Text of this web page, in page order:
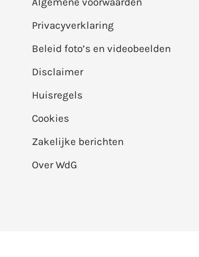
Privacyverklaring
Beleid foto’s en videobeelden
Disclaimer
Huisregels
Cookies
Zakelijke berichten
Over WdG